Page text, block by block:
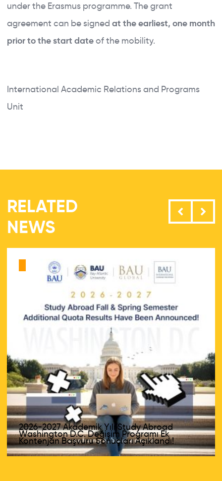
under the Erasmus programme. The grant
agreement can be signed at the earliest, one month
prior to the start dateof the mobility.
International Academic Relations and Programs
Unit
RELATED
NEWS
2026-2027 Akademik Yılı Study Abroad
Washington D.C. Değişim Programı Ek
Kontenjan Başvuru Sonuçları Açıklandı!